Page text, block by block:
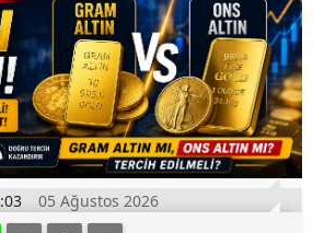
05 Ağustos 2026